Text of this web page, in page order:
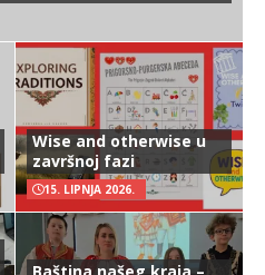
Wise and otherwise u
završnoj fazi
15. LIPNJA 2026.